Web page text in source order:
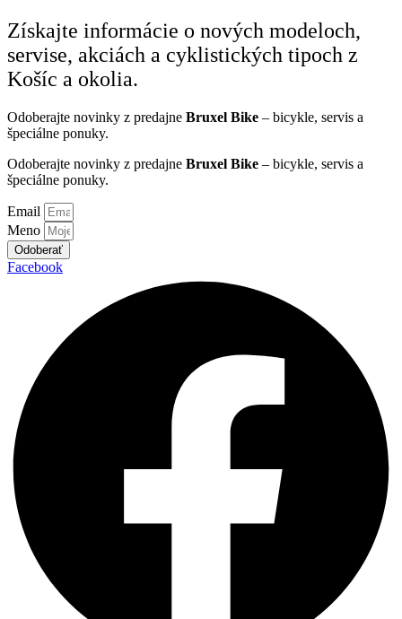
Získajte informácie o nových modeloch,
servise, akciách a cyklistických tipoch z
Košíc a okolia.
Odoberajte novinky z predajne Bruxel Bike – bicykle, servis a
špeciálne ponuky.
Odoberajte novinky z predajne Bruxel Bike – bicykle, servis a
špeciálne ponuky.
Email
Meno
Odoberať
Facebook